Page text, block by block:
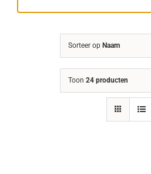
Sorteer op Naam
Toon 24 producten